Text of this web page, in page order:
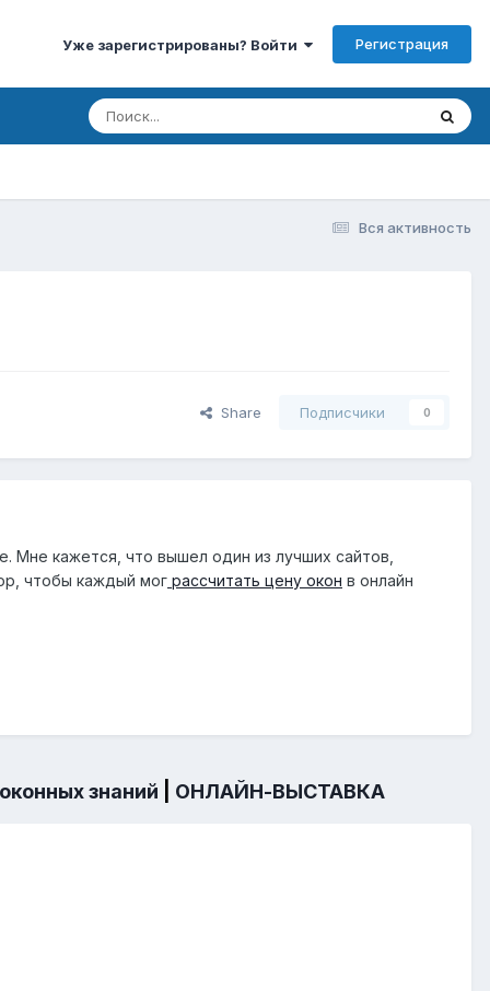
Уже зарегистрированы? Войти Регистрация
Вся активность
Share Подписчики 0
Мне кажется, что вышел один из лучших сайтов,
чтобы каждый мог рассчитать цену окон в онлайн
знаний ОНЛАЙН-ВЫСТАВКА